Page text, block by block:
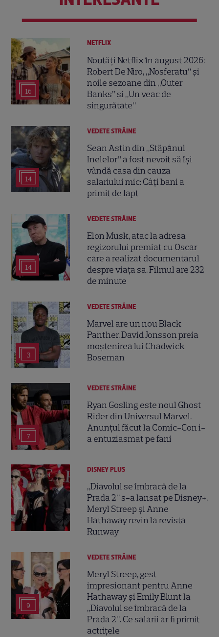
16
NETFLIX
Noutăți Netflix în august 2026:
Robert De Niro, „Nosferatu” și
noile sezoane din „Outer
Banks” și „Un veac de
singurătate”
14
VEDETE STRĂINE
Sean Astin din „Stăpânul
Inelelor” a fost nevoit să își
vândă casa din cauza
salariului mic: Câți bani a
primit de fapt
14
VEDETE STRĂINE
Elon Musk, atac la adresa
regizorului premiat cu Oscar
care a realizat documentarul
despre viața sa. Filmul are 232
de minute
3
VEDETE STRĂINE
Marvel are un nou Black
Panther. David Jonsson preia
moștenirea lui Chadwick
Boseman
7
VEDETE STRĂINE
Ryan Gosling este noul Ghost
Rider din Universul Marvel.
Anunțul făcut la Comic-Con i-
a entuziasmat pe fani
DISNEY PLUS
„Diavolul se îmbracă de la
Prada 2” s-a lansat pe Disney+.
Meryl Streep și Anne
Hathaway revin la revista
Runway
9
VEDETE STRĂINE
Meryl Streep, gest
impresionant pentru Anne
Hathaway și Emily Blunt la
„Diavolul se îmbracă de la
Prada 2”. Ce salarii ar fi primit
actrițele